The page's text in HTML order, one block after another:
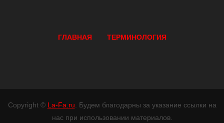
ГЛАВНАЯ ТЕРМИНОЛОГИЯ
Copyright © La-Fa.ru . Будем благодарны за указание ссылки на
нас при использовании материалов.